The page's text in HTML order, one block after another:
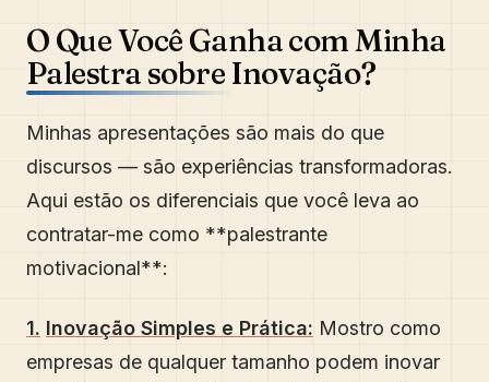
O Que Você Ganha com Minha
Palestra sobre Inovação?
Minhas apresentações são mais do que
discursos — são experiências transformadoras.
Aqui estão os diferenciais que você leva ao
contratar-me como **palestrante
motivacional**:
1. Inovação Simples e Prática: Mostro como
empresas de qualquer tamanho podem inovar